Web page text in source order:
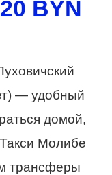
BYN
— удобный
домой,
Молибе
трансферы